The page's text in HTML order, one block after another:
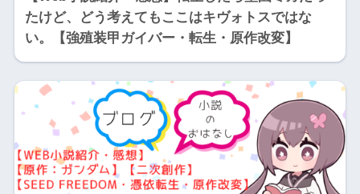
たけど、どう考えてもここはキヴォトスではな
い。【強殖装甲ガイバー・転生・原作改変】